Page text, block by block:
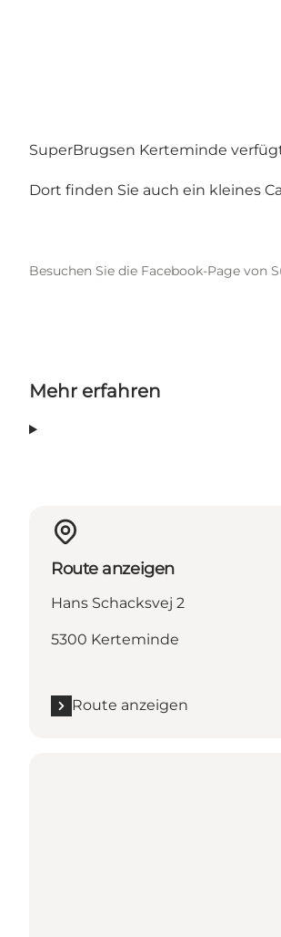
SuperBrugsen Kerteminde
Dort finden Sie auch ein kleines
Besuchen Sie die Facebook-Page von
Mehr erfahren
Route anzeigen
Hans Schacksvej 2
5300 Kerteminde
Route anzeigen